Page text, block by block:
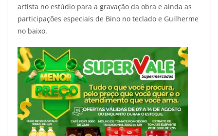
artista no estúdio para a gravação da obra e ainda as
participações especiais de Bino no teclado e Guilherme
no baixo.